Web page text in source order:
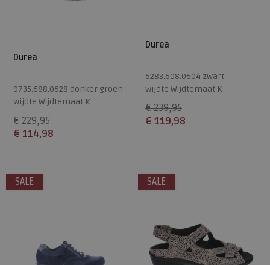
Durea
9735.688.0628 donker groen
wijdte Wijdtemaat K
€ 229,95
€ 114,98
4
Durea
6283.608.0604 zwart
wijdte Wijdtemaat K
€ 239,95
€ 119,98
SALE SALE